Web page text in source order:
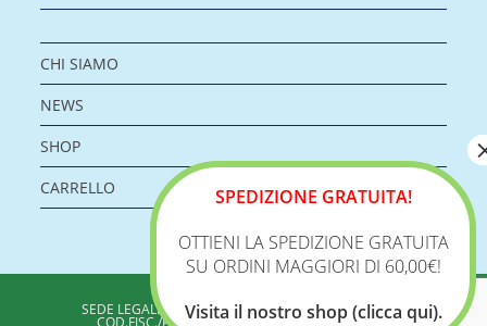
CHI SIAMO
NEWS
SHOP
CARRELLO
SEDE LEGALE: VIA DELLA ZECCA 1 – 40100 BOLOGNA
COD.FISC./P.IVA: 04198960371 - REA: BO 353313
SPEDIZIONE GRATUITA!
OTTIENI LA SPEDIZIONE GRATUITA
SU ORDINI MAGGIORI DI 60,00€!
Visita il nostro shop (clicca qui).